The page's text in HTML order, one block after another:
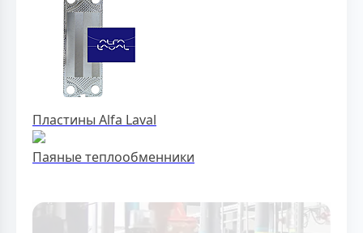
Пластины Alfa Laval
Паяные теплообменники